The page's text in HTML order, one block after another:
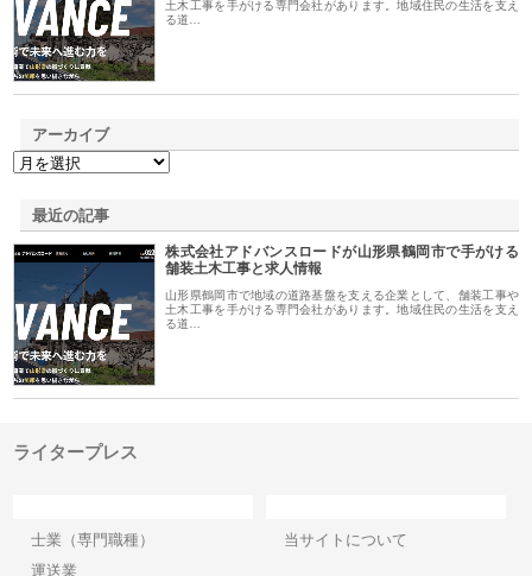
土木工事を手がける専門会社があります。地域住民の生活を支え
る道…
アーカイブ
最近の記事
株式会社アドバンスロードが山形県鶴岡市で手がける
舗装土木工事と求人情報
山形県鶴岡市で地域の道路基盤を支える企業として、舗装工事や
土木工事を手がける専門会社があります。地域住民の生活を支え
る道…
ライタープレス
士業（専門職種）
運送業
当サイトについて